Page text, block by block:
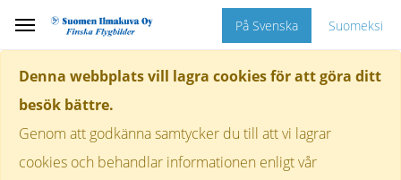
Denna webbplats vill lagra cookies för att göra ditt
besök bättre.
Genom att godkänna samtycker du till att vi lagrar
cookies och behandlar informationen enligt vår
På Svenska Suomeksi